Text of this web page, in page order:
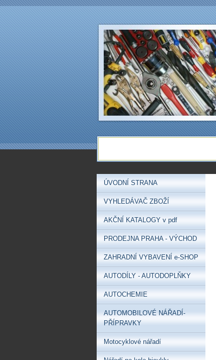
ÚVODNÍ STRANA
VYHLEDÁVAČ ZBOŽÍ
AKČNÍ KATALOGY v pdf
PRODEJNA PRAHA - VÝCHOD
ZAHRADNÍ VYBAVENÍ e-SHOP
AUTODÍLY - AUTODOPLŇKY
AUTOCHEMIE
AUTOMOBILOVÉ NÁŘADÍ-
PŘÍPRAVKY
Motocyklové nářadí